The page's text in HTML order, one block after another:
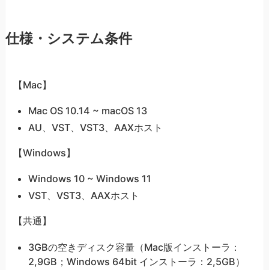
仕様・システム条件
【Mac】
Mac OS 10.14 ~ macOS 13
AU、VST、VST3、AAXホスト
【Windows】
Windows 10 ~ Windows 11
VST、VST3、AAXホスト
【共通】
3GBの空きディスク容量（Mac版インストーラ：
2,9GB；Windows 64bit インストーラ：2,5GB）